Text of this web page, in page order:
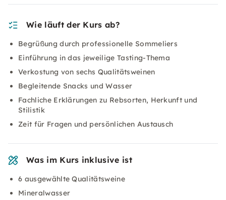
Wie läuft der Kurs ab?
Begrüßung durch professionelle Sommeliers
Einführung in das jeweilige Tasting-Thema
Verkostung von sechs Qualitätsweinen
Begleitende Snacks und Wasser
Fachliche Erklärungen zu Rebsorten, Herkunft und
Stilistik
Zeit für Fragen und persönlichen Austausch
Was im Kurs inklusive ist
6 ausgewählte Qualitätsweine
Mineralwasser